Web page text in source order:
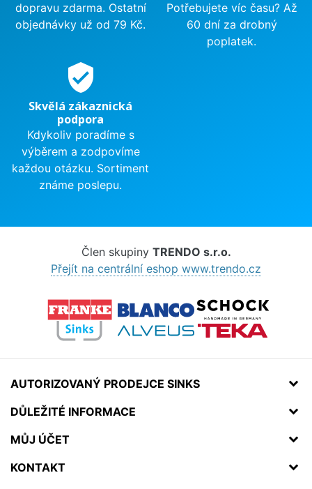
dopravu zdarma. Ostatní
objednávky už od 79 Kč.
Potřebujete víc času? Až
60 dní za drobný
poplatek.
verified_user
Skvělá zákaznická
podpora
Kdykoliv poradíme s
výběrem a zodpovíme
každou otázku. Sortiment
známe poslepu.
Člen skupiny TRENDO s.r.o.
Přejít na centrální eshop www.trendo.cz
AUTORIZOVANÝ PRODEJCE SINKS
DŮLEŽITÉ INFORMACE
MŮJ ÚČET
KONTAKT